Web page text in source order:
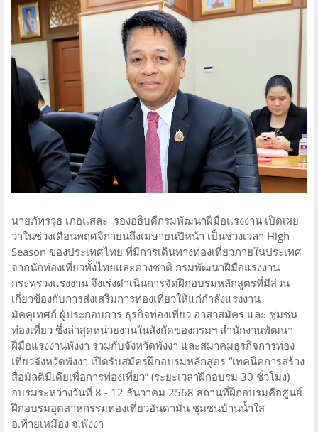
นายภัทรวุธ เภอแสละ รองอธิบดีกรมพัฒนาฝีมือแรงงาน เปิดเผย
ว่าในช่วงเดือนพฤศจิกายนถึงเมษายนปีหน้า เป็นช่วงเวลา High
Season ของประเทศไทย ที่มีการเดินทางท่องเที่ยวภายในประเทศ
จากนักท่องเที่ยวทั้งไทยและต่างชาติ กรมพัฒนาฝีมือแรงงาน
กระทรวงแรงงาน จึงเร่งดำเนินการจัดฝึกอบรมหลักสูตรที่มีส่วน
เกี่ยวข้องกับการส่งเสริมการท่องเที่ยวให้แก่กำลังแรงงาน
มัคคุเทศก์ ผู้ประกอบการ ธุรกิจท่องเที่ยว อาสาสมัคร และ ชุมชน
ท่องเที่ยว ซึ่งล่าสุดหน่วยงานในสังกัดของกรมฯ สำนักงานพัฒนา
ฝีมือแรงงานพังงา ร่วมกับจังหวัดพังงา และสมาคมธุรกิจการท่อง
เที่ยวจังหวัดพังงา เปิดรับสมัครฝึกอบรมหลักสูตร “เทคนิคการสร้าง
สื่อมัลติมีเดียเพื่อการท่องเที่ยว” (ระยะเวลาฝึกอบรม 30 ชั่วโมง)
อบรมระหว่างวันที่ 8 - 12 ธันวาคม 2568 สถานที่ฝึกอบรมคือศูนย์
ฝึกอบรมอุตสาหกรรมท่องเที่ยวอันดามัน ชุมชนบ้านน้ำใส
อ.ท้ายเหมือง จ.พังงา